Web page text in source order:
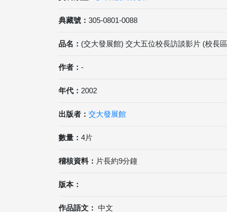
典藏號： 305-0801-0088
品名： (交大發展館) 交大五位校長訪談影片 (校長
作者： -
年代： 2002
出版者： 交大發展館
數量： 4片
稽核資料： 片長約9分鐘
版本：
作品語文： 中文